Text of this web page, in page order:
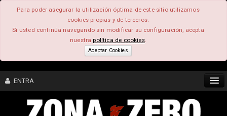
Para poder asegurar la utilización óptima de este sitio utilizamos
cookies propias y de terceros.
Si usted continúa navegando sin modificar su configuración, acepta
nuestrapolítica de cookies.
Aceptar Cookies
ENTRA